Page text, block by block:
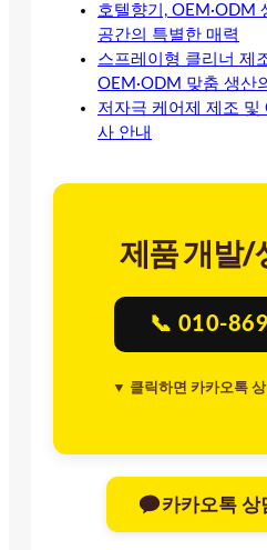
호텔향기, OEM·ODM
공간의 특별한 매력
스프레이형 클리너 제
OEM·ODM 맞춤 생산
저자극 케어제 제조 및
사 안내
제품 개발/
📞 010-
▼ 클릭하면 카카오톡
카카오톡 상